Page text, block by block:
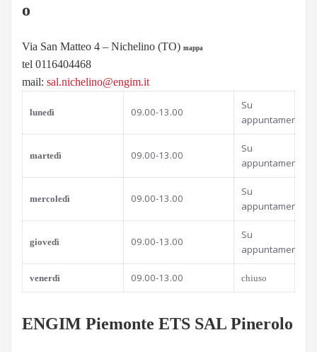
o
Via San Matteo 4 – Nichelino (TO) mappa
tel 0116404468
mail: sal.nichelino@engim.it
lunedì 09.00-13.00
Su
appuntamento
martedì 09.00-13.00
Su
appuntamento
mercoledì 09.00-13.00
Su
appuntamento
giovedì 09.00-13.00
Su
appuntamento
venerdì 09.00-13.00 chiuso
ENGIM Piemonte ETS SAL Pinerolo